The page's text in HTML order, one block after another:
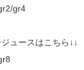
gr4
ュースはこちら↓↓